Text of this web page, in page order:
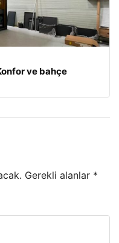
ve bahçe
Gerekli alanlar *